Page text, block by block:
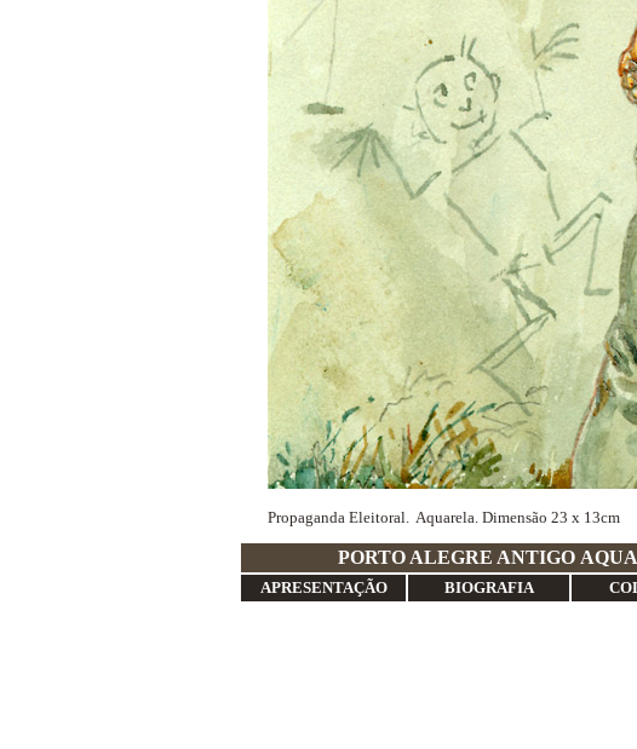
Propaganda Eleitoral. Aquarela. Dimensão 23 x 13cm
PORTO ALEGRE
APRESENTAÇÃO BIOGRAFIA